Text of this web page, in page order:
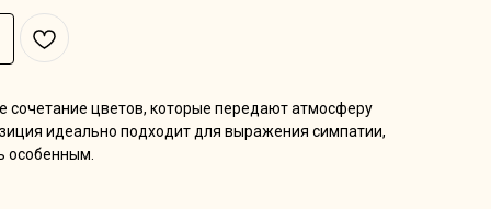
сочетание цветов, которые передают атмосферу
идеально подходит для выражения симпатии,
особенным.